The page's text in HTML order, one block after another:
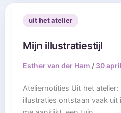
uit het atelier
Mijn illustratiestijl
Esther van der Ham/ 30
Ateliernotities Uit het
illustraties ontstaan vaak